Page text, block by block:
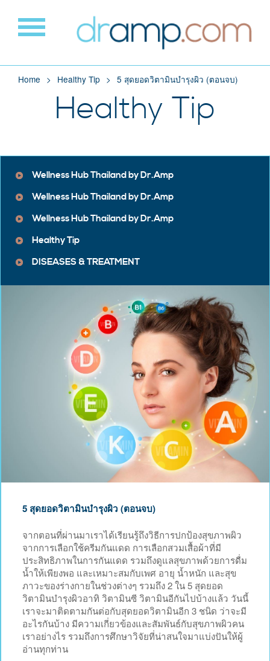
Home Healthy Tip 5 สุดยอดวิตามินบำรุงผิว (ตอนจบ)
Healthy Tip
Wellness Hub Thailand by Dr.Amp
Wellness Hub Thailand by Dr.Amp
Wellness Hub Thailand by Dr.Amp
Healthy Tip
DISEASES & TREATMENT
5 สุดยอดวิตามินบำรุงผิว (ตอนจบ)
จากตอนที่ผ่านมาเราได้เรียนรู้ถึงวิธีการปกป้องสุขภาพผิว
จากการเลือกใช้ครีมกันแดด การเลือกสวมเสื้อผ้าที่มี
ประสิทธิภาพในการกันแดด รวมถึงดูแลสุขภาพด้วยการดื่ม
น้ำให้เพียงพอ และเหมาะสมกับเพศ อายุ น้ำหนัก และสุข
ภาวะของร่างกายในช่วงต่างๆ รวมถึง 2 ใน 5 สุดยอด
วิตามินบำรุงผิวอาทิ วิตามินซี วิตามินอีกันไปบ้างแล้ว วันนี้
เราจะมาติดตามกันต่อกับสุดยอดวิตามินอีก 3 ชนิด ว่าจะมี
อะไรกันบ้าง มีความเกี่ยวข้องและสัมพันธ์กับสุขภาพผิวคน
เราอย่างไร รวมถึงการศึกษาวิจัยที่น่าสนใจมาแบ่งปันให้ผู้
อ่านทุกท่าน